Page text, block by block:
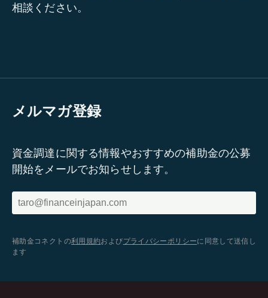
相談ください。
メルマガ登録
資金調達に関する情報やおすすめの補助金の公募
開始をメールでお知らせします。
補助金コネクトの利用規約およびプライバシーポリシーに同意して送信し
ます